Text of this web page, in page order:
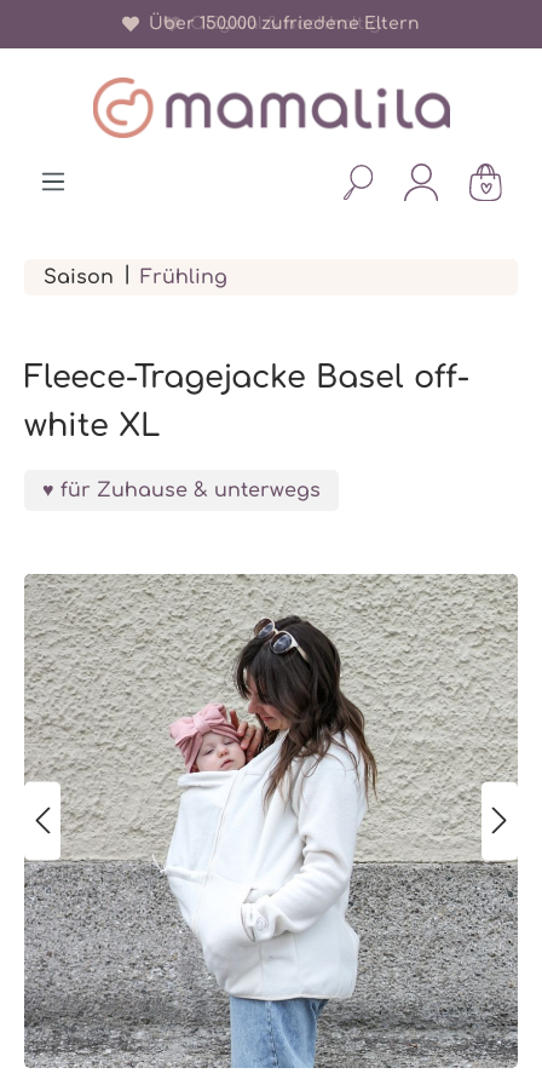
springen Original & nachhaltig
Über 150.000 zufriedene Eltern
Saison Frühling
Fleece-Tragejacke Basel off-
white XL
für Zuhause & unterwegs
Bildergalerie überspringen